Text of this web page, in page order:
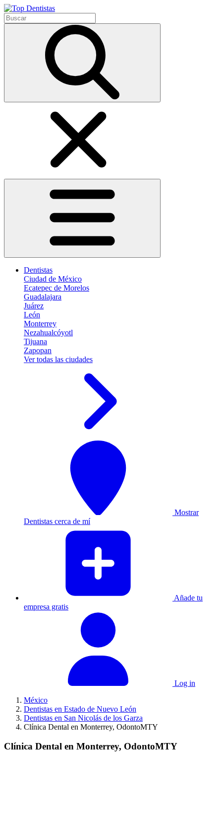
Dentistas
Ciudad de México
Ecatepec de Morelos
Guadalajara
Juárez
León
Monterrey
Nezahualcóyotl
Tijuana
Zapopan
Ver todas las ciudades
Mostrar
Dentistas cerca de mí
Añade tu
empresa gratis
Log in
México
Dentistas en Estado de Nuevo León
Dentistas en San Nicolás de los Garza
Clínica Dental en Monterrey, OdontoMTY
Clínica Dental en Monterrey, OdontoMTY